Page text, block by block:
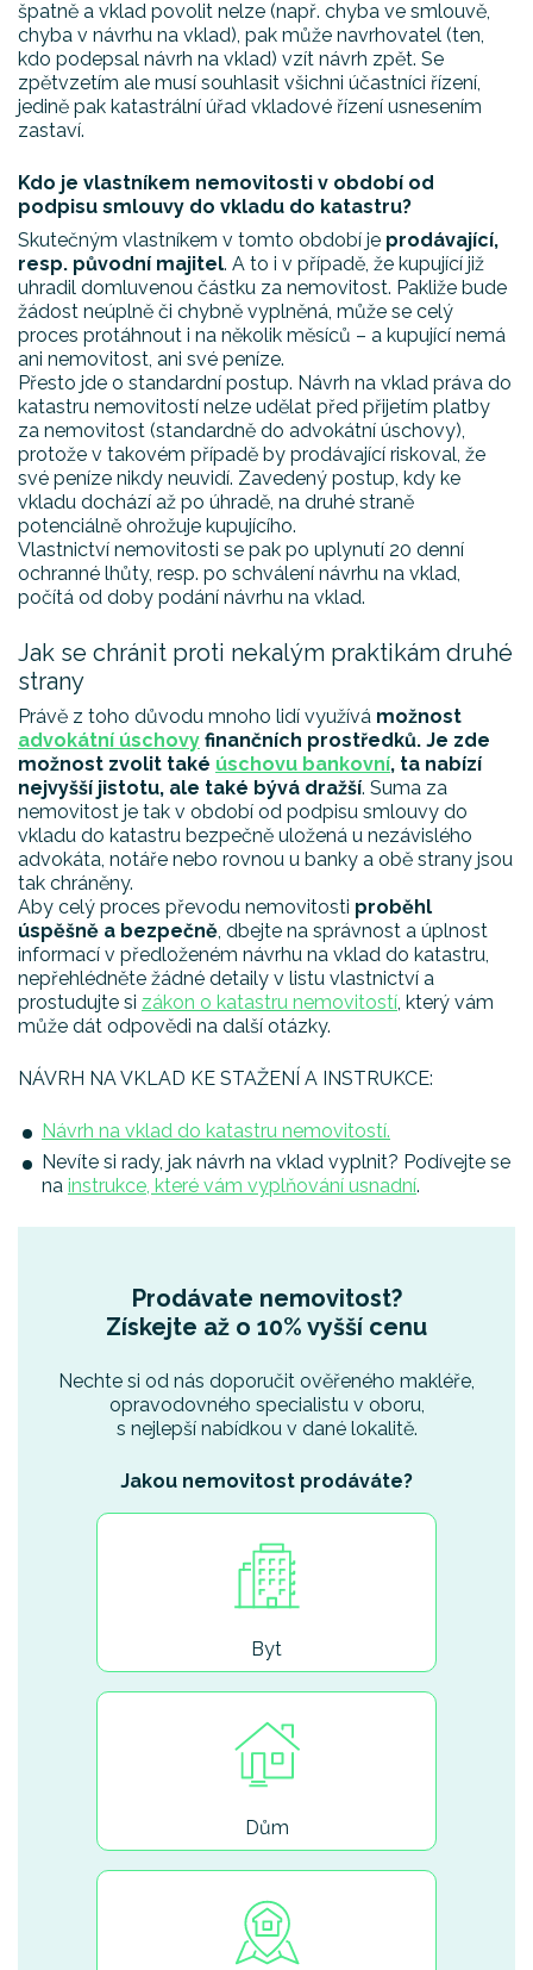
špatně a vklad povolit nelze (např. chyba ve smlouvě,
chyba v návrhu na vklad), pak může navrhovatel (ten,
kdo podepsal návrh na vklad) vzít návrh zpět. Se
zpětvzetím ale musí souhlasit všichni účastníci řízení,
jedině pak katastrální úřad vkladové řízení usnesením
zastaví.
Kdo je vlastníkem nemovitosti v období od
podpisu smlouvy do vkladu do katastru?
Skutečným vlastníkem v tomto období je prodávající,
resp. původní majitel. A to i v případě, že kupující již
uhradil domluvenou částku za nemovitost. Pakliže bude
žádost neúplně či chybně vyplněná, může se celý
proces protáhnout i na několik měsíců – a kupující nemá
ani nemovitost, ani své peníze.
Přesto jde o standardní postup. Návrh na vklad práva do
katastru nemovitostí nelze udělat před přijetím platby
za nemovitost (standardně do advokátní úschovy),
protože v takovém případě by prodávající riskoval, že
své peníze nikdy neuvidí. Zavedený postup, kdy ke
vkladu dochází až po úhradě, na druhé straně
potenciálně ohrožuje kupujícího.
Vlastnictví nemovitosti se pak po uplynutí 20 denní
ochranné lhůty, resp. po schválení návrhu na vklad,
počítá od doby podání návrhu na vklad.
Jak se chránit proti nekalým praktikám druhé
strany
Právě z toho důvodu mnoho lidí využívá možnost
advokátní úschovy finančních prostředků. Je zde
možnost zvolit také úschovu bankovní, ta nabízí
nejvyšší jistotu, ale také bývá dražší. Suma za
nemovitost je tak v období od podpisu smlouvy do
vkladu do katastru bezpečně uložená u nezávislého
advokáta, notáře nebo rovnou u banky a obě strany jsou
tak chráněny.
Aby celý proces převodu nemovitosti proběhl
úspěšně a bezpečně, dbejte na správnost a úplnost
informací v předloženém návrhu na vklad do katastru,
nepřehlédněte žádné detaily v listu vlastnictví a
prostudujte si zákon o katastru nemovitostí, který vám
může dát odpovědi na další otázky.
NÁVRH NA VKLAD KE STAŽENÍ A INSTRUKCE:
Návrh na vklad do katastru nemovitostí.
Nevíte si rady, jak návrh na vklad vyplnit? Podívejte se
na instrukce, které vám vyplňování usnadní.
Prodávate nemovitost?
Získejte až o 10% vyšší cenu
Nechte si od nás doporučit ověřeného makléře,
opravodovného specialistu v oboru,
s nejlepší nabídkou v dané lokalitě.
Jakou nemovitost prodáváte?
Byt
Dům